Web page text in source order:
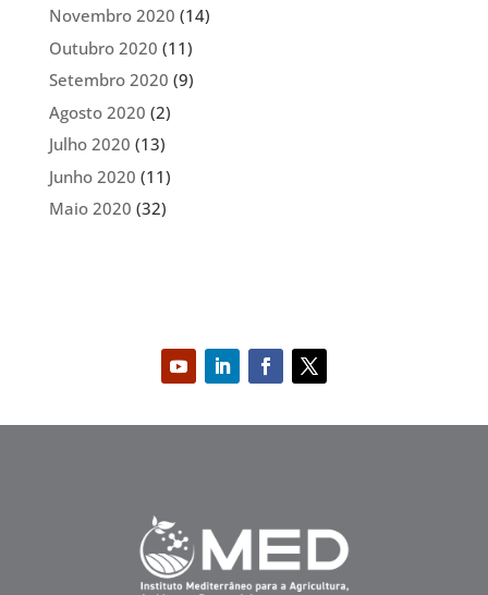
Novembro 2020 (14)
Outubro 2020 (11)
Setembro 2020 (9)
Agosto 2020 (2)
Julho 2020 (13)
Junho 2020 (11)
Maio 2020 (32)